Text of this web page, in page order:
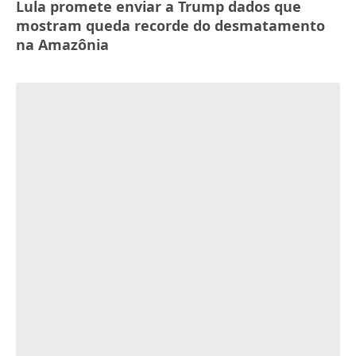
Lula promete enviar a Trump dados que
mostram queda recorde do desmatamento
na Amazônia